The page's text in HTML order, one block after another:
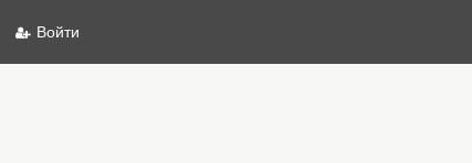
Войти